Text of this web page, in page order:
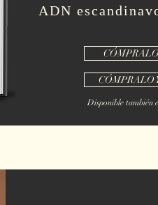
ADN
CÓMPRALO
Disponible también